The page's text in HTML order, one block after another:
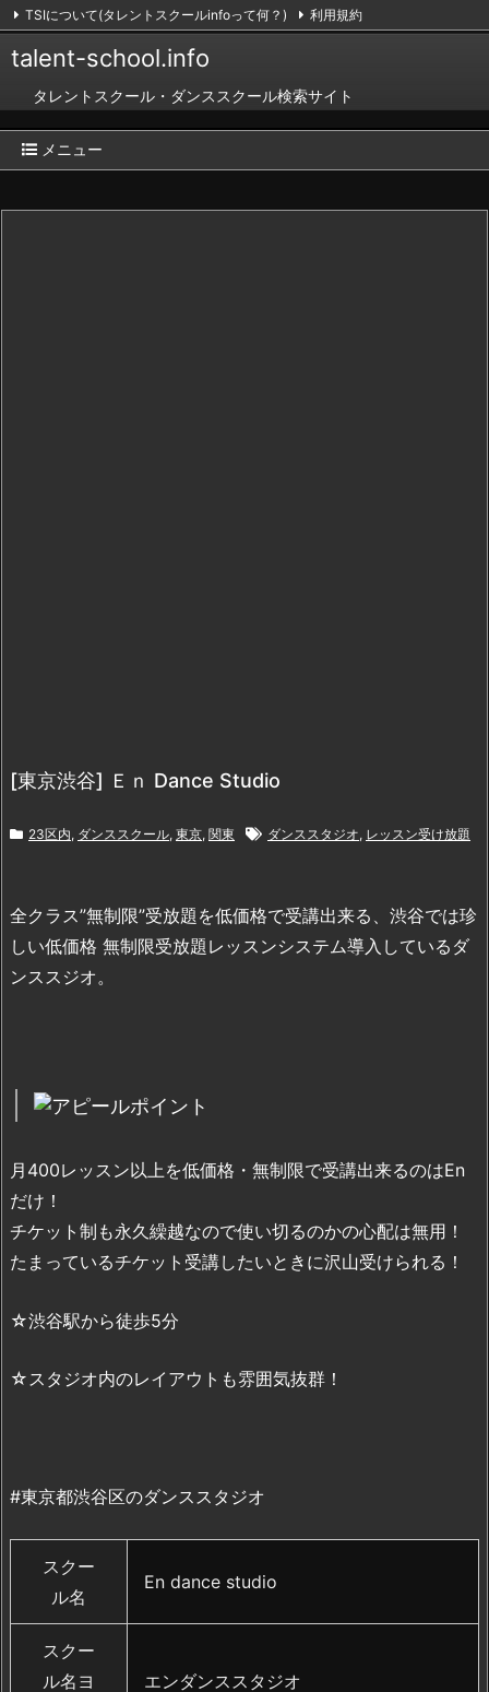
talent-school.info
タレントスクール・ダンススクール検索サイト
メニュー
TSIについて(タレントスクールinfoって何？)
利用規約
掲載のお申し込み（無料）
[東京渋谷] Ｅｎ Dance Studio
23区内, ダンススクール, 東京, 関東 ダンススタジオ, レッスン受け放題
全クラス”無制限”受放題を低価格で受講出来る、渋谷では珍
しい低価格 無制限受放題レッスンシステム導入しているダ
ンススジオ。
月400レッスン以上を低価格・無制限で受講出来るのはEn
だけ！
チケット制も永久繰越なので使い切るのかの心配は無用！
たまっているチケット受講したいときに沢山受けられる！
☆渋谷駅から徒歩5分
☆スタジオ内のレイアウトも雰囲気抜群！
#東京都渋谷区のダンススタジオ
スクー
ル名
En dance studio
スクー
ル名ヨ
エンダンススタジオ